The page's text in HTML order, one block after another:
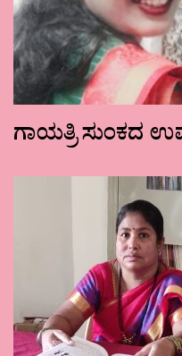
ಗಾಯತ್ರಿ ಸುಂಕದ